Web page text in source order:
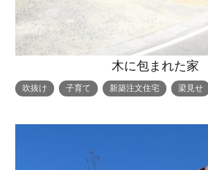
木に包まれた家
吹抜け 子育て 新築注文住宅 梁見せ